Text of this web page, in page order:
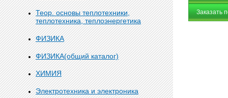
Теор. основы теплотехники,
теплотехника, теплоэнергетика
ФИЗИКА
ФИЗИКА(общий каталог)
ХИМИЯ
Электротехника и электроника
Заказать